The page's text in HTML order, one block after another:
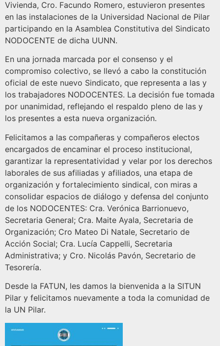
Vivienda, Cro. Facundo Romero, estuvieron presentes
en las instalaciones de la Universidad Nacional de Pilar
participando en la Asamblea Constitutiva del Sindicato
NODOCENTE de dicha UUNN.
En una jornada marcada por el consenso y el
compromiso colectivo, se llevó a cabo la constitución
oficial de este nuevo Sindicato, que representa a las y
los trabajadores NODOCENTES. La decisión fue tomada
por unanimidad, reflejando el respaldo pleno de las y
los presentes a esta nueva organización.
Felicitamos a las compañeras y compañeros electos
encargados de encaminar el proceso institucional,
garantizar la representatividad y velar por los derechos
laborales de sus afiliadas y afiliados, una etapa de
organización y fortalecimiento sindical, con miras a
consolidar espacios de diálogo y defensa del conjunto
de los NODOCENTES: Cra. Verónica Barrionuevo,
Secretaria General; Cra. Maite Ayala, Secretaria de
Organización; Cro Mateo Di Natale, Secretario de
Acción Social; Cra. Lucía Cappelli, Secretaria
Administrativa; y Cro. Nicolás Pavón, Secretario de
Tesorería.
Desde la FATUN, les damos la bienvenida a la SITUN
Pilar y felicitamos nuevamente a toda la comunidad de
la UN Pilar.